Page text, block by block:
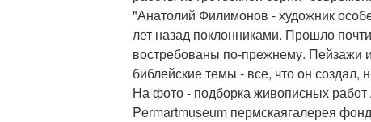
"Анатолий Филимонов - художник
лет назад поклонниками. Прошло
востребованы по-прежнему. Пейзажи
библейские темы - все, что он создал,
На фото - подборка живописных
Permartmuseum пермскаягалерея